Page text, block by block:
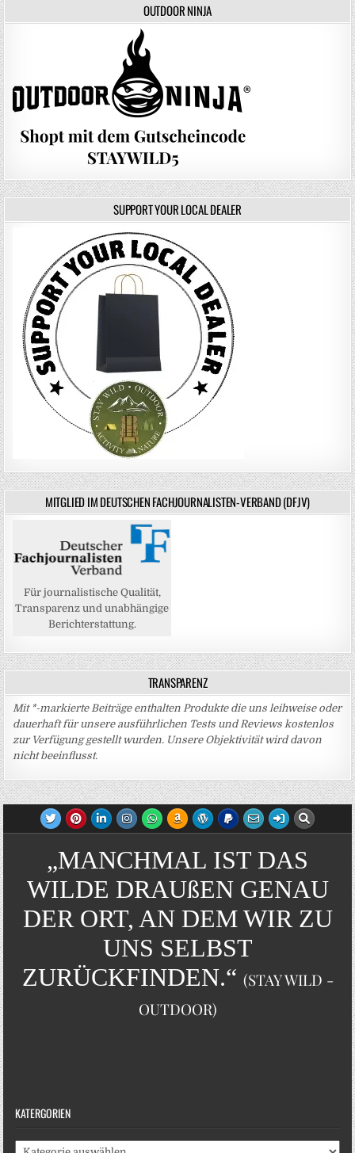
OUTDOOR NINJA
SUPPORT YOUR LOCAL DEALER
MITGLIED IM DEUTSCHEN FACHJOURNALISTEN-VERBAND (DFJV)
Für journalistische Qualität,
Transparenz und unabhängige
Berichterstattung.
TRANSPARENZ
Mit *-markierte Beiträge enthalten Produkte die uns leihweise oder
dauerhaft für unsere ausführlichen Tests und Reviews kostenlos
zur Verfügung gestellt wurden. Unsere Objektivität wird davon
nicht beeinflusst.
„MANCHMAL IST DAS
WILDE DRAUßEN GENAU
DER ORT, AN DEM WIR ZU
UNS SELBST
ZURÜCKFINDEN.“ (STAY WILD -
OUTDOOR)
KATERGORIEN
Katergorien